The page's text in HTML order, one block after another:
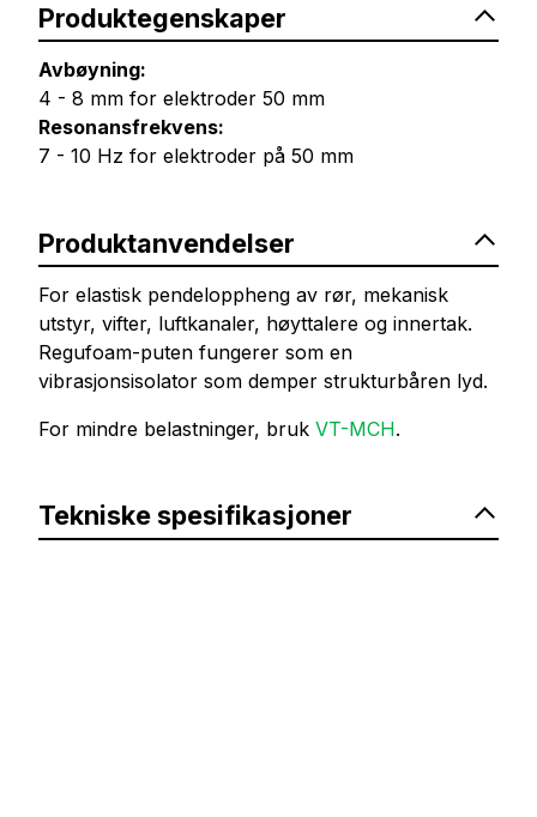
Produktegenskaper
Avbøyning:
4 - 8 mm for elektroder 50 mm
Resonansfrekvens:
7 - 10 Hz for elektroder på 50 mm
Produktanvendelser
For elastisk pendeloppheng av rør, mekanisk
utstyr, vifter, luftkanaler, høyttalere og innertak.
Regufoam-puten fungerer som en
vibrasjonsisolator som demper strukturbåren lyd.
For mindre belastninger, bruk VT-MCH.
Tekniske spesifikasjoner